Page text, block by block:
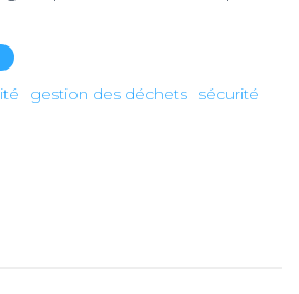
gestion des déchets
sécurité